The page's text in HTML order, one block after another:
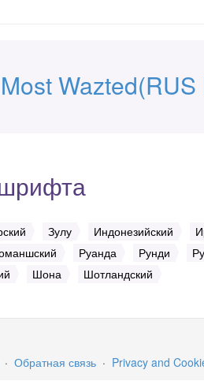
Wazted(RUS
Зулу Индонезийский
Руанда Рунди
Шона Шотландский
· Обратная связь · Privacy and